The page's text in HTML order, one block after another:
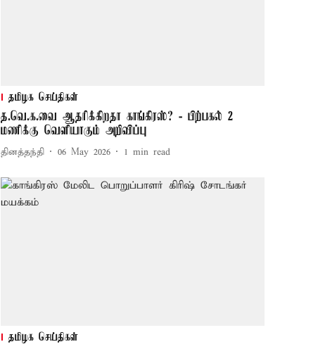
தமிழக செய்திகள்
த.வெ.க.வை ஆதரிக்கிறதா காங்கிரஸ்? - பிற்பகல் 2
மணிக்கு வெளியாகும் அறிவிப்பு
தினத்தந்தி 06 May 2026 1 min read
தமிழக செய்திகள்